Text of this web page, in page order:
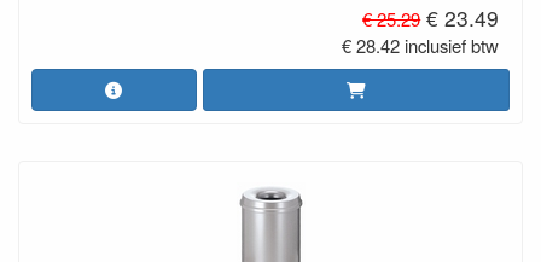
€ 25.29 € 23.49
€ 28.42 inclusief btw